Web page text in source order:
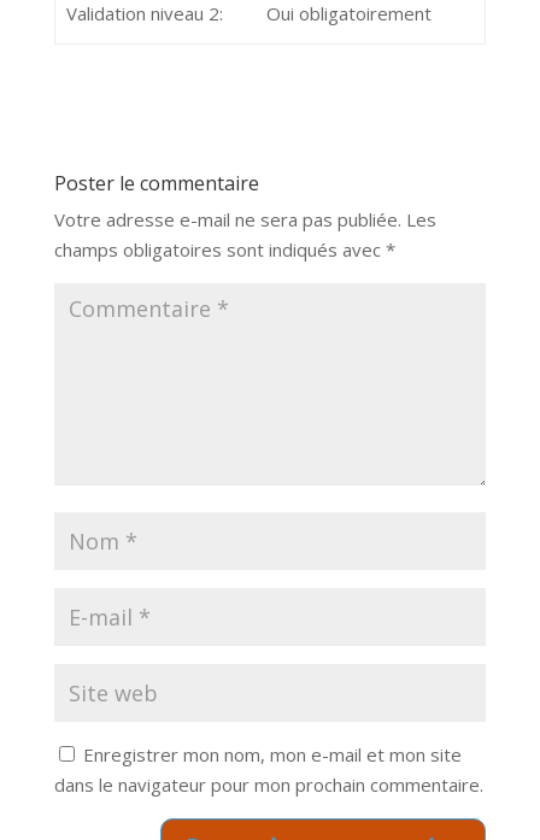
Validation niveau 2: Oui obligatoirement
Poster le commentaire
Votre adresse e-mail ne sera pas publiée. Les
champs obligatoires sont indiqués avec *
Enregistrer mon nom, mon e-mail et mon site
dans le navigateur pour mon prochain commentaire.